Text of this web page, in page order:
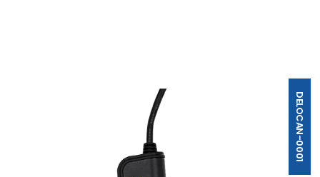
DELOCAN-0001